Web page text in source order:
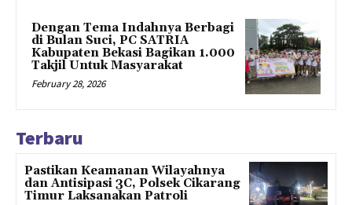
Dengan Tema Indahnya Berbagi
di Bulan Suci, PC SATRIA
Kabupaten Bekasi Bagikan 1.000
Takjil Untuk Masyarakat
February 28, 2026
Terbaru
Pastikan Keamanan Wilayahnya
dan Antisipasi 3C, Polsek Cikarang
Timur Laksanakan Patroli